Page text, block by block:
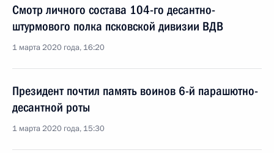
Смотр личного состава 104-го десантно-
штурмового полка псковской дивизии ВДВ
1 марта 2020 года, 16:20
Президент почтил память воинов 6-й парашютно-
десантной роты
1 марта 2020 года, 15:30